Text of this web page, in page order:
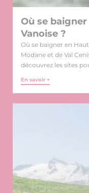
Où se
Vanoise ?
Où se baigner en
Modane et de Val
découvrez les sites
En savoir +